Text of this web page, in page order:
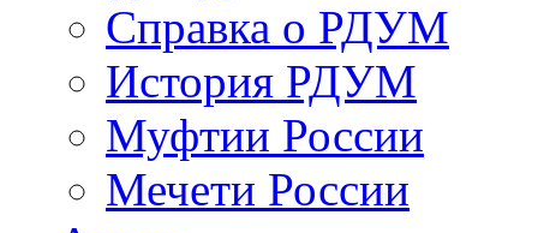
Справка о РДУМ
История РДУМ
Муфтии России
Мечети России